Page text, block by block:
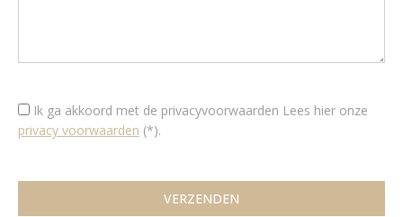
Ik ga akkoord met de privacyvoorwaarden Lees hier onze
privacy voorwaarden (*).